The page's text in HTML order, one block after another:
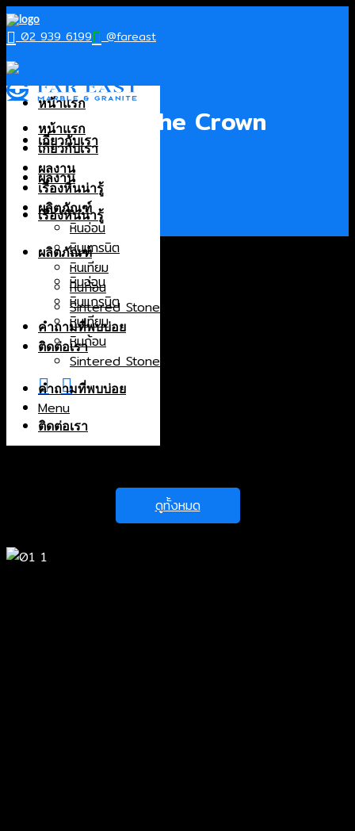
Skip
to 02 939 6199 @fareast
หน้าแรก
เกี่ยวกับเรา
ผลงาน
เรื่องหินน่ารู้
ผลิตภัณฑ์
หินอ่อน
หินแกรนิต
หินเทียม
หินก้อน
Sintered Stone
คำถามที่พบบ่อย
ติดต่อเรา
Menu
หน้าแรก
เกี่ยวกับเรา
ผลงาน
เรื่องหินน่ารู้
ผลิตภัณฑ์
หินอ่อน
หินแกรนิต
หินเทียม
หินก้อน
Sintered Stone
คำถามที่พบบ่อย
ติดต่อเรา
Project
Bureau of the Crown
Property
พื้นที่ติดตั้ง: งานพื้นภายนอก
ประเภทหิน:หินปูพื้น Cobble Stone
ดูทั้งหมด